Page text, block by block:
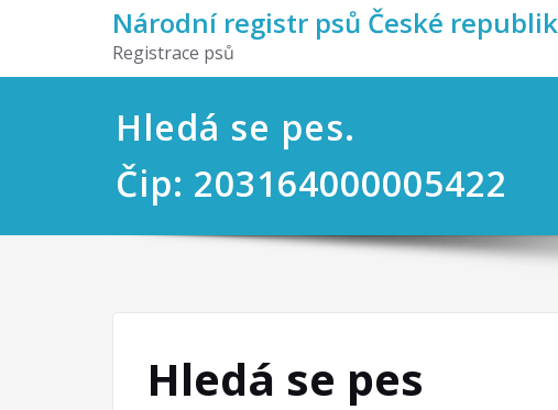
Národní registr psů České
Registrace psů
Hledá se pes.
Čip: 203164000005422
Hledá se pes